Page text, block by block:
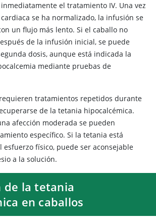
el tratamiento IV. Una vez
se ha normalizado, la infusión se
un flujo más lento. Si el caballo no
de la infusión inicial, se puede
dosis, aunque está indicada la
mediante pruebas de
tratamientos repetidos durante
de la tetania hipocalcémica.
afección moderada se pueden
específico. Si la tetania está
esfuerzo físico, puede ser aconsejable
a la solución.
de la tetania
en caballos